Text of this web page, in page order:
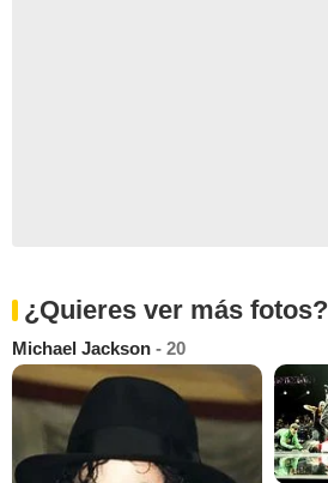
¿Quieres ver más fotos?
Michael Jackson - 20